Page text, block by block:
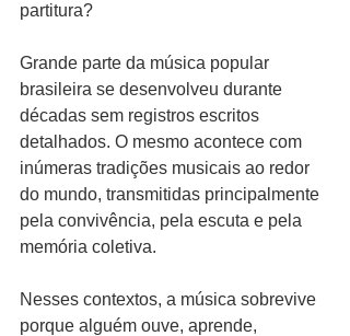
partitura?
Grande parte da música popular
brasileira se desenvolveu durante
décadas sem registros escritos
detalhados. O mesmo acontece com
inúmeras tradições musicais ao redor
do mundo, transmitidas principalmente
pela convivência, pela escuta e pela
memória coletiva.
Nesses contextos, a música sobrevive
porque alguém ouve, aprende,